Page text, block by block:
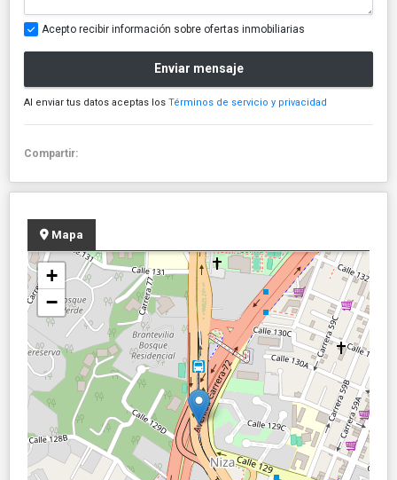
Acepto recibir información sobre ofertas inmobiliarias
Enviar mensaje
Al enviar tus datos aceptas los Términos de servicio y privacidad
Compartir:
Mapa
+
−